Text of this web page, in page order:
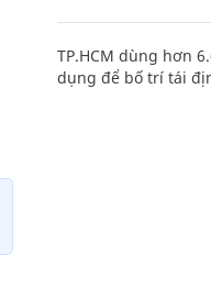
TP.HCM dùng hơn
dụng để bố trí tái